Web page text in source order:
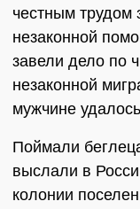
честным трудом
незаконной
завели дело по
незаконной
мужчине
Поймали
выслали в
колонии